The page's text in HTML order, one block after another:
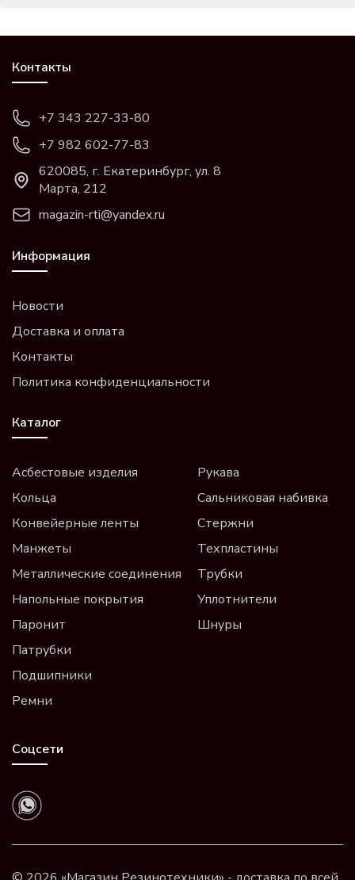
Контакты
+7 343 227-33-80
+7 982 602-77-83
620085, г. Екатеринбург, ул. 8
Марта, 212
magazin-rti@yandex.ru
Информация
Новости
Доставка и оплата
Контакты
Политика конфиденциальности
Каталог
Асбестовые изделия
Кольца
Конвейерные ленты
Манжеты
Металлические соединения
Напольные покрытия
Паронит
Патрубки
Подшипники
Ремни
Рукава
Сальниковая набивка
Стержни
Техпластины
Трубки
Уплотнители
Шнуры
Соцсети